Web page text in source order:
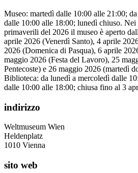
Museo: martedì dalle 10:00 alle 21:00;
dalle 10:00 alle 18:00; lunedì chiuso.
primaverili del 2026 il museo è aperto
aprile 2026 (Venerdì Santo), 4 aprile
2026 (Domenica di Pasqua), 6 aprile
maggio 2026 (Festa del Lavoro), 25
Pentecoste) e 26 maggio 2026 (martedì
Biblioteca: da lunedì a mercoledì dalle
dalle 10:00 alle 18:00; chiusa fino al 3
indirizzo
Weltmuseum Wien
Heldenplatz
1010 Vienna
sito web